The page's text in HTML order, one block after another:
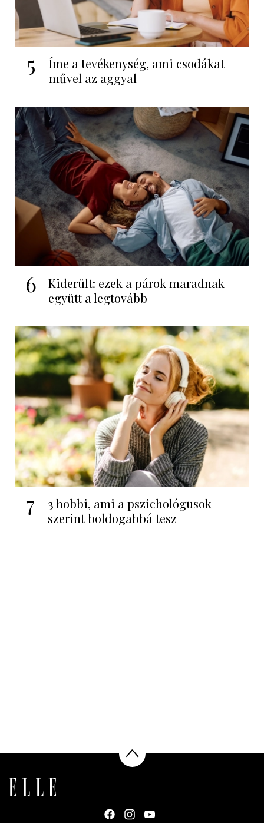
5
Íme a tevékenység, ami csodákat
művel az aggyal
6
Kiderült: ezek a párok maradnak
együtt a legtovább
7
3 hobbi, ami a pszichológusok
szerint boldogabbá tesz